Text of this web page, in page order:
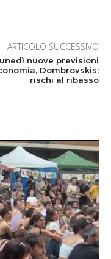
ARTICOLO SUCCESSIVO
nuove previsioni
Dombrovskis:
rischi al ribasso